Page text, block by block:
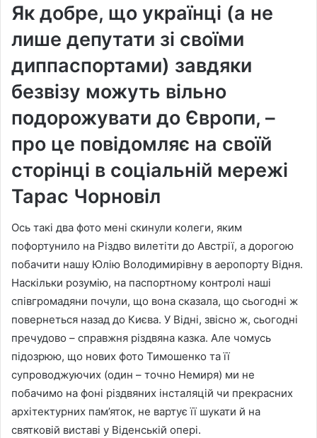
Як добре, що українці (а не
лише депутати зі своїми
диппаспортами) завдяки
безвізу можуть вільно
подорожувати до Європи, –
про це повідомляє на своїй
сторінці в соціальній мережі
Тарас Чорновіл
Ось такі два фото мені скинули колеги, яким
пофортунило на Різдво вилетіти до Австрії, а дорогою
побачити нашу Юлію Володимирівну в аеропорту Відня.
Наскільки розумію, на паспортному контролі наші
співгромадяни почули, що вона сказала, що сьогодні ж
повернеться назад до Києва. У Відні, звісно ж, сьогодні
пречудово – справжня різдвяна казка. Але чомусь
підозрюю, що нових фото Тимошенко та її
супроводжуючих (один – точно Немиря) ми не
побачимо на фоні різдвяних інсталяцій чи прекрасних
архітектурних пам’яток, не вартує її шукати й на
святковій виставі у Віденській опері.